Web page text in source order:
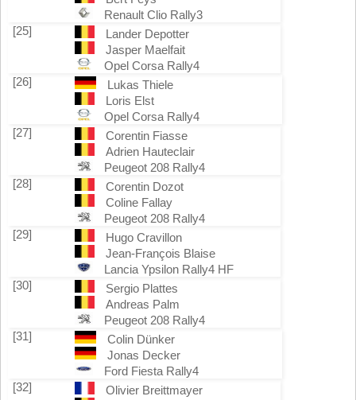
Renault Clio Rally3
[25]
Lander Depotter
Jasper Maelfait
Opel Corsa Rally4
[26]
Lukas Thiele
Loris Elst
Opel Corsa Rally4
[27]
Corentin Fiasse
Adrien Hauteclair
Peugeot 208 Rally4
[28]
Corentin Dozot
Coline Fallay
Peugeot 208 Rally4
[29]
Hugo Cravillon
Jean-François Blaise
Lancia Ypsilon Rally4 HF
[30]
Sergio Plattes
Andreas Palm
Peugeot 208 Rally4
[31]
Colin Dünker
Jonas Decker
Ford Fiesta Rally4
[32]
Olivier Breittmayer